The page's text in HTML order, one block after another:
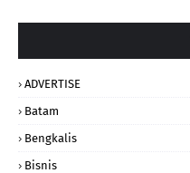
ADVERTISE
Batam
Bengkalis
Bisnis